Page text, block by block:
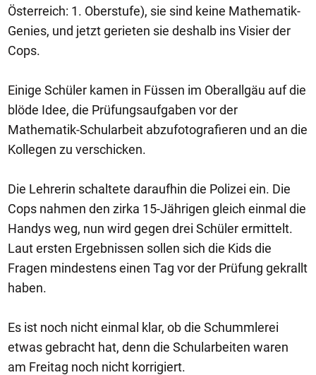
Österreich: 1. Oberstufe), sie sind keine Mathematik-
Genies, und jetzt gerieten sie deshalb ins Visier der
Cops.
Einige Schüler kamen in Füssen im Oberallgäu auf die
blöde Idee, die Prüfungsaufgaben vor der
Mathematik-Schularbeit abzufotografieren und an die
Kollegen zu verschicken.
Die Lehrerin schaltete daraufhin die Polizei ein. Die
Cops nahmen den zirka 15-Jährigen gleich einmal die
Handys weg, nun wird gegen drei Schüler ermittelt.
Laut ersten Ergebnissen sollen sich die Kids die
Fragen mindestens einen Tag vor der Prüfung gekrallt
haben.
Es ist noch nicht einmal klar, ob die Schummlerei
etwas gebracht hat, denn die Schularbeiten waren
am Freitag noch nicht korrigiert.